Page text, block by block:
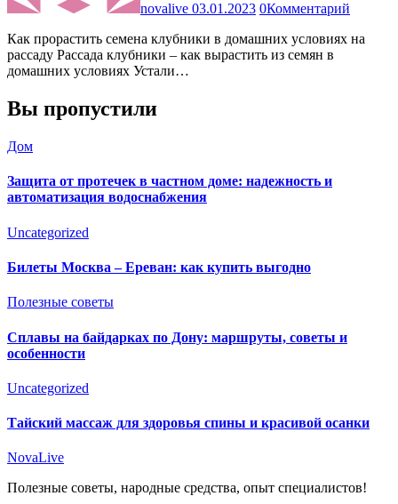
novalive 03.01.2023 0Комментарий
Как прорастить семена клубники в домашних условиях на
рассаду Рассада клубники – как вырастить из семян в
домашних условиях Устали…
Вы пропустили
Дом
Защита от протечек в частном доме: надежность и
автоматизация водоснабжения
Uncategorized
Билеты Москва – Ереван: как купить выгодно
Полезные советы
Сплавы на байдарках по Дону: маршруты, советы и
особенности
Uncategorized
Тайский массаж для здоровья спины и красивой осанки
NovaLive
Полезные советы, народные средства, опыт специалистов!